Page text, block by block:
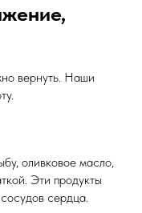
вернуть. Наши
оливковое масло,
Эти продукты
сердца.